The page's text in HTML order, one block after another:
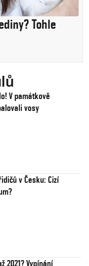
Tohle
V památkově
vosy
v Česku: Cizí
2021? Vypínání